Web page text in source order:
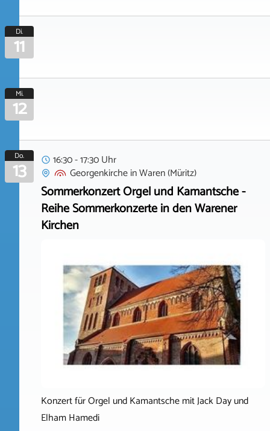
Di.
11
Mi.
12
Do.
13
16:30 - 17:30 Uhr
GeorgenkircheinWaren (Müritz)
Sommerkonzert Orgel und Kamantsche -
Reihe Sommerkonzerte in den Warener
Kirchen
Konzert für Orgel und Kamantsche mit Jack Day und
Elham Hamedi